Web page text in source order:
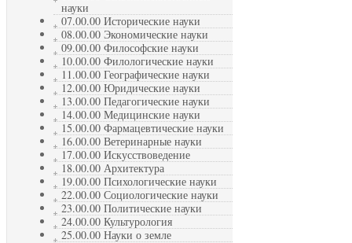
науки
07.00.00 Исторические науки
08.00.00 Экономические науки
09.00.00 Философские науки
10.00.00 Филологические науки
11.00.00 Географические науки
12.00.00 Юридические науки
13.00.00 Педагогические науки
14.00.00 Медицинские науки
15.00.00 Фармацевтические науки
16.00.00 Ветеринарные науки
17.00.00 Искусствоведение
18.00.00 Архитектура
19.00.00 Психологические науки
22.00.00 Социологические науки
23.00.00 Политические науки
24.00.00 Культурология
25.00.00 Науки о земле